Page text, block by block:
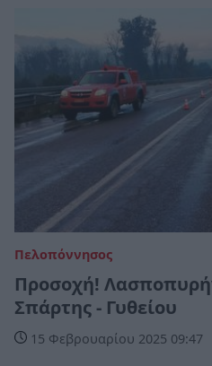
Πελοπόννησος
Προσοχή!
Σπάρτης - Γυθείου
15 Φεβρουαρίου 2025 09:47